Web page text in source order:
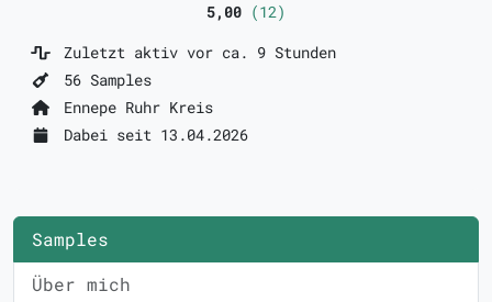
5,00 (12)
Zuletzt aktiv vor ca. 9 Stunden
56 Samples
Ennepe Ruhr Kreis
Dabei seit 13.04.2026
Samples
Über mich